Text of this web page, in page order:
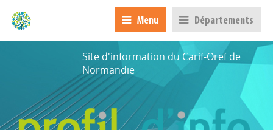
Menu Départements
Site d'information du Carif-Oref de
Normandie